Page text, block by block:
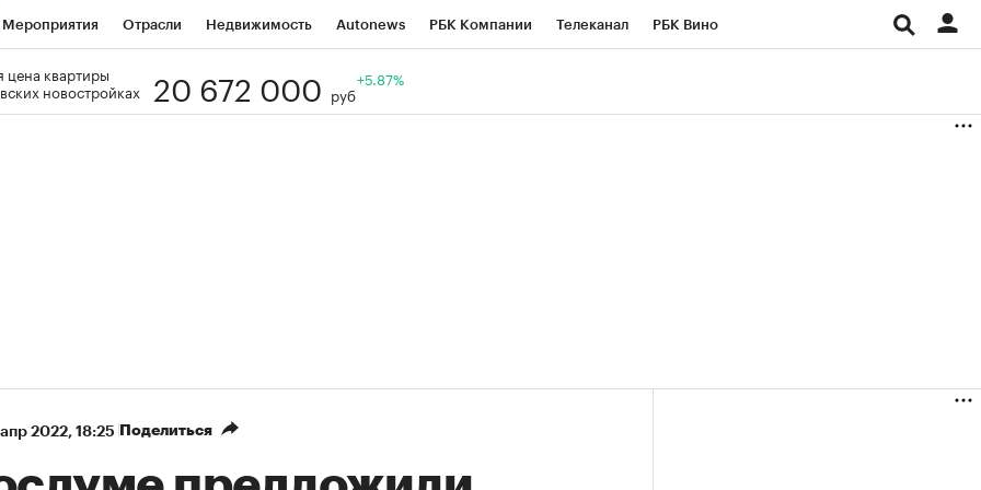
Мероприятия Отрасли Недвижимость Autonews РБК Компании Телеканал РБК Вино
Визионеры
цена квартиры
новостройках
20 672 000 руб
+5.87%
2022, 18:25 Поделиться